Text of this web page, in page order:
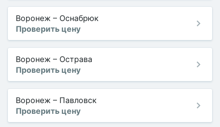
Воронеж – Оснабрюк
Проверить цену
Воронеж – Острава
Проверить цену
Воронеж – Павловск
Проверить цену